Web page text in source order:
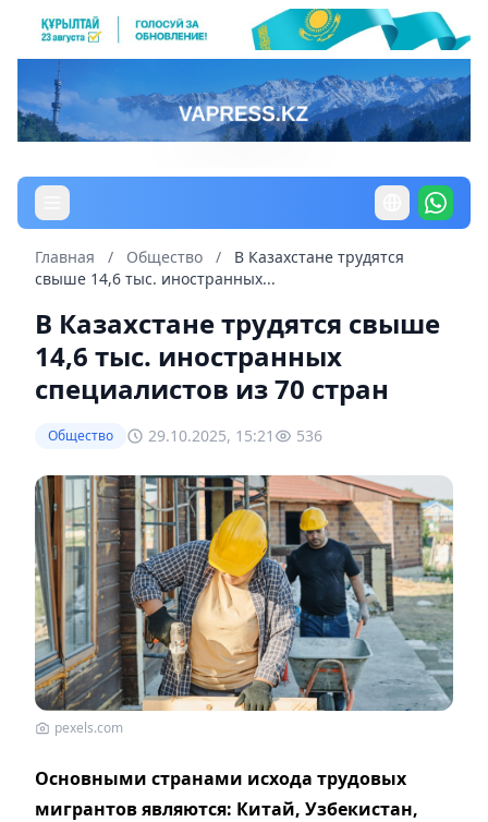
Главная / Общество /
В Казахстане трудятся
свыше 14,6 тыс. иностранных...
В Казахстане трудятся свыше
14,6 тыс. иностранных
специалистов из 70 стран
Общество 29.10.2025, 15:21 536
pexels.com
Основными странами исхода трудовых
мигрантов являются: Китай, Узбекистан,